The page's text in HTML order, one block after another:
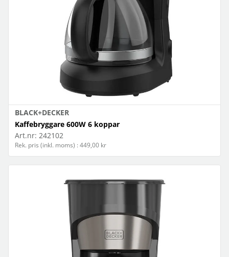
BLACK+DECKER
Kaffebryggare 600W 6 koppar
Art.nr: 242102
Rek. pris (inkl. moms) : 449,00 kr